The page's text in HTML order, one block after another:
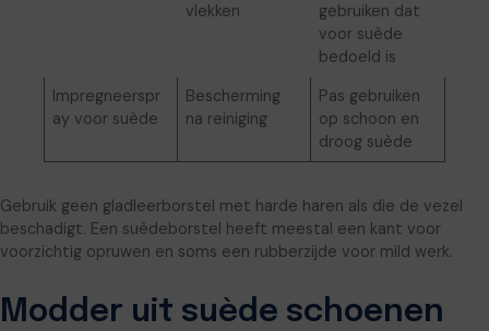
vlekken
gebruiken dat
voor suède
bedoeld is
Impregneerspr
ay voor suède
Bescherming
na reiniging
Pas gebruiken
op schoon en
droog suède
Gebruik geen gladleerborstel met harde haren als die de vezel
beschadigt. Een suèdeborstel heeft meestal een kant voor
voorzichtig opruwen en soms een rubberzijde voor mild werk.
Modder uit suède schoenen